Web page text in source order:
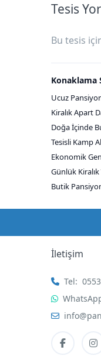
Tesis
Bu tesis
Konaklama
Ucuz
Kiralık Apart
Doğa İçinde
Tesisli Kamp
Ekonomik
Günlük
Butik
İletişim
Tel: